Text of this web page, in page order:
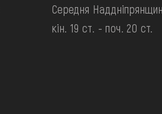
Середня
кін. 19 ст. - поч. 20 ст.